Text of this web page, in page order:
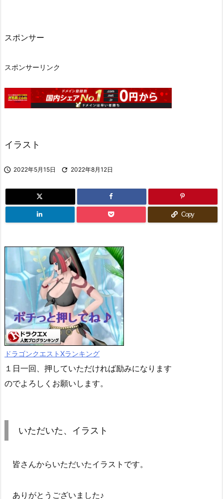
スポンサー
スポンサーリンク
イラスト
 2022年5月15日  2022年8月12日
Copy
ドラゴンクエストXランキング
１日一回、押していただければ励みになります
のでよろしくお願いします。
いただいた、イラスト
皆さんからいただいたイラストです。
ありがとうございました♪